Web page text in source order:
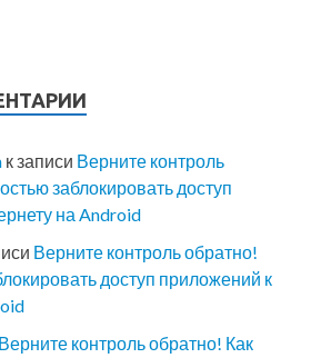
к записи Верните контроль
заблокировать доступ
на Android
Верните контроль обратно!
доступ приложений к
Верните контроль обратно! Как